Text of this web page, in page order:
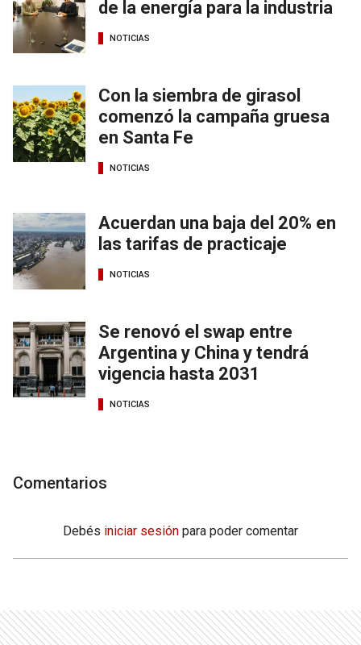
de la energía para la industria
NOTICIAS
Con la siembra de girasol
comenzó la campaña gruesa
en Santa Fe
NOTICIAS
Acuerdan una baja del 20% en
las tarifas de practicaje
NOTICIAS
Se renovó el swap entre
Argentina y China y tendrá
vigencia hasta 2031
NOTICIAS
Comentarios
Debés iniciar sesión para poder comentar